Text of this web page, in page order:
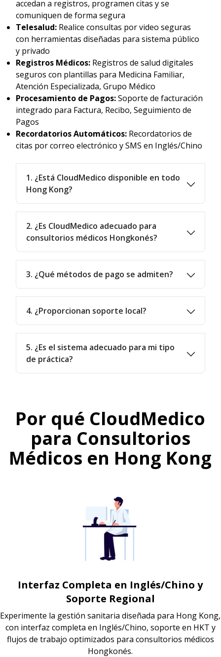
accedan a registros, programen citas y se
comuniquen de forma segura
Telesalud: Realice consultas por video seguras
con herramientas diseñadas para sistema público
y privado
Registros Médicos: Registros de salud digitales
seguros con plantillas para Medicina Familiar,
Atención Especializada, Grupo Médico
Procesamiento de Pagos:Soporte de facturación
integrado para Factura, Recibo, Seguimiento de
Pagos
Recordatorios Automáticos: Recordatorios de
citas por correo electrónico y SMS en Inglés/Chino
1. ¿Está CloudMedico disponible en todo
Hong Kong?
2. ¿Es CloudMedico adecuado para
consultorios médicos Hongkonés?
3. ¿Qué métodos de pago se admiten?
4. ¿Proporcionan soporte local?
5. ¿Es el sistema adecuado para mi tipo
de práctica?
Por qué CloudMedico
para Consultorios
Médicos en Hong Kong
Interfaz Completa en Inglés/Chino y
Soporte Regional
Experimente la gestión sanitaria diseñada para Hong Kong,
con interfaz completa en Inglés/Chino, soporte en HKT y
flujos de trabajo optimizados para consultorios médicos
Hongkonés.